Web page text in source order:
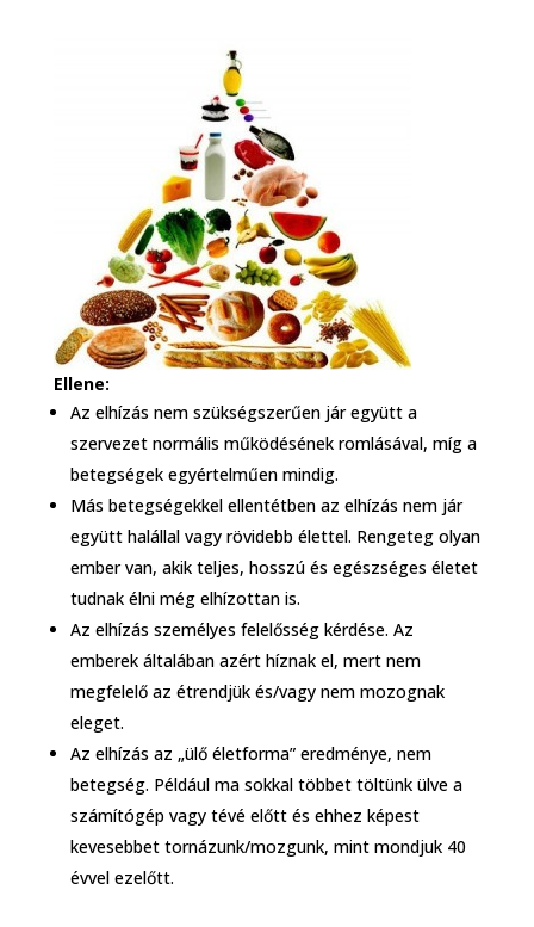
Ellene:
Az elhízás nem szükségszerűen jár együtt a
szervezet normális működésének romlásával, míg a
betegségek egyértelműen mindig.
Más betegségekkel ellentétben az elhízás nem jár
együtt halállal vagy rövidebb élettel. Rengeteg olyan
ember van, akik teljes, hosszú és egészséges életet
tudnak élni még elhízottan is.
Az elhízás személyes felelősség kérdése. Az
emberek általában azért híznak el, mert nem
megfelelő az étrendjük és/vagy nem mozognak
eleget.
Az elhízás az „ülő életforma” eredménye, nem
betegség. Például ma sokkal többet töltünk ülve a
számítógép vagy tévé előtt és ehhez képest
kevesebbet tornázunk/mozgunk, mint mondjuk 40
évvel ezelőtt.